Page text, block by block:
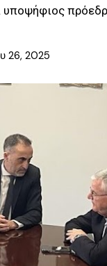
υποψήφιος
26, 2025